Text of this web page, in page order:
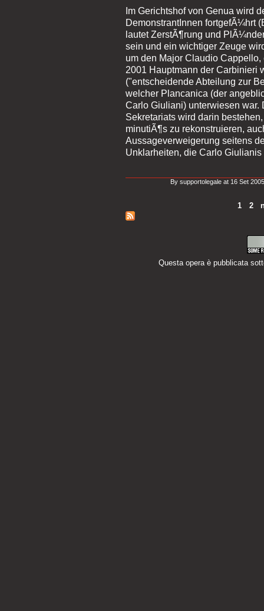
Im Gerichtshof von Genua wird
DemonstrantInnen fortgefÃ¼hrt
lautet ZerstÃ¶rung und
sein und ein wichtiger Zeuge
um den Major Claudio
2001 Hauptmann der Carbinieri
("entscheidende Abteilung zur
welcher Plancanica (der
Carlo Giuliani) unterwiesen war.
Sekretariats wird darin
minutiÃ¶s zu rekonstruieren,
Aussageverweigerung seitens
Unklarheiten, die Carlo
By supportolegale at 16 Set
1 2
Questa opera è pubblicata